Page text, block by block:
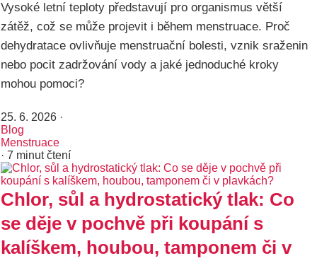
Vysoké letní teploty představují pro organismus větší
zátěž, což se může projevit i během menstruace. Proč
dehydratace ovlivňuje menstruační bolesti, vznik sraženin
nebo pocit zadržování vody a jaké jednoduché kroky
mohou pomoci?
25. 6. 2026 ·
Blog
Menstruace
· 7 minut čtení
Chlor, sůl a hydrostatický tlak: Co
se děje v pochvě při koupání s
kalíškem, houbou, tamponem či v